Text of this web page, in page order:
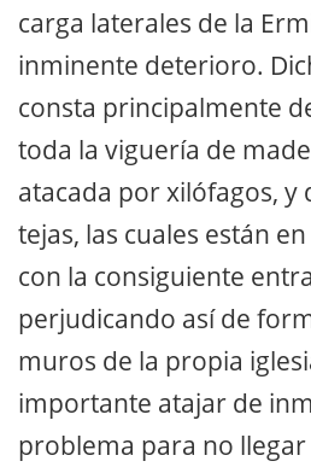
carga laterales de la
inminente deterioro.
consta principalmente
toda la viguería de
atacada por xilófagos, y
tejas, las cuales están
con la consiguiente
perjudicando así de
muros de la propia
importante atajar de
problema para no